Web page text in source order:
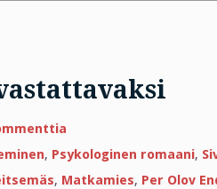
artikkeliin
vaikea
kysymys
vastattavaksi
, Psykologinen romaani,
, Matkamies, Per Olov